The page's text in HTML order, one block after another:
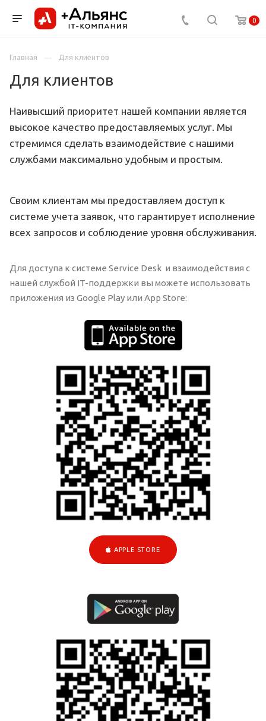
0
Главная Для клиентов
Для клиентов
Наивысший приоритет нашей компании является
высокое качество предоставляемых услуг. Мы
стремимся сделать взаимодействие с нашими
службами максимально удобным и простым.
Своим клиентам мы предоставляем доступ к
системе учета заявок, что гарантирует исполнение
всех запросов и соблюдение уровня обслуживания.
Для доступа к системе Service Desk и взаимодействия с
нашей службой IT-поддержки вы можете использовать
приложения из Google Play или App Store:
APPLE STORE